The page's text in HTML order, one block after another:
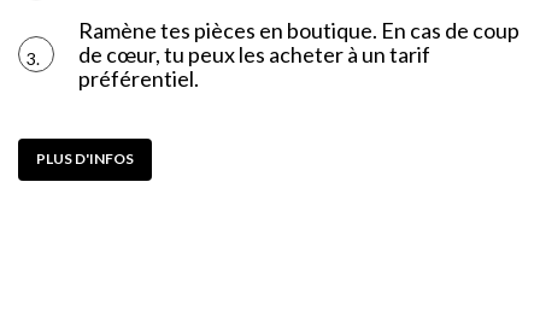
3.
Ramène tes pièces en boutique. En cas de coup
de cœur, tu peux les acheter à un tarif
préférentiel.
PLUS D'INFOS